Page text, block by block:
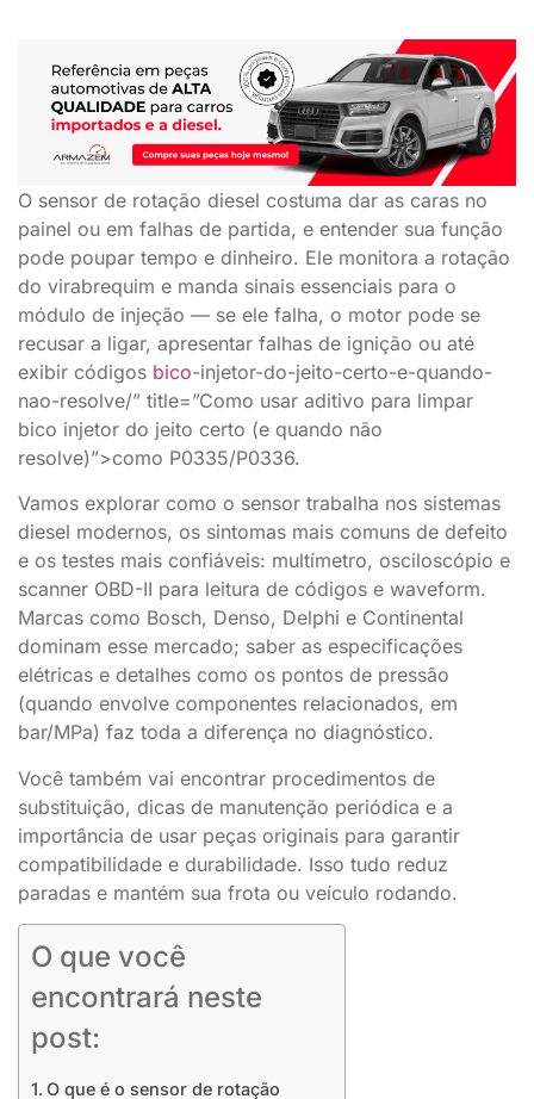
O sensor de rotação diesel costuma dar as caras no
painel ou em falhas de partida, e entender sua função
pode poupar tempo e dinheiro. Ele monitora a rotação
do virabrequim e manda sinais essenciais para o
módulo de injeção — se ele falha, o motor pode se
recusar a ligar, apresentar falhas de ignição ou até
exibir códigos bico-injetor-do-jeito-certo-e-quando-
nao-resolve/” title=”Como usar aditivo para limpar
bico injetor do jeito certo (e quando não
resolve)”>como P0335/P0336.
Vamos explorar como o sensor trabalha nos sistemas
diesel modernos, os sintomas mais comuns de defeito
e os testes mais confiáveis: multímetro, osciloscópio e
scanner OBD-II para leitura de códigos e waveform.
Marcas como Bosch, Denso, Delphi e Continental
dominam esse mercado; saber as especificações
elétricas e detalhes como os pontos de pressão
(quando envolve componentes relacionados, em
bar/MPa) faz toda a diferença no diagnóstico.
Você também vai encontrar procedimentos de
substituição, dicas de manutenção periódica e a
importância de usar peças originais para garantir
compatibilidade e durabilidade. Isso tudo reduz
paradas e mantém sua frota ou veículo rodando.
O que você
encontrará neste
post:
O que é o sensor de rotação